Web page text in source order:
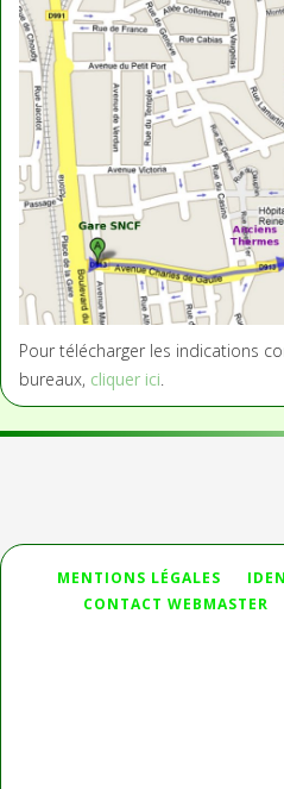
Pour télécharger les indications
bureaux, cliquer ici.
MENTIONS LÉGALES
CONTACT WEBMASTER